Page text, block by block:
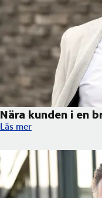
Nära kunden i en
Nära kunden i en
Läs mer